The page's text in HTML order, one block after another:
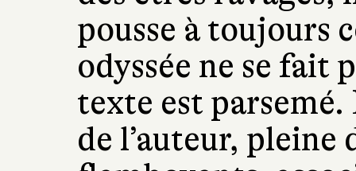
pousse à toujours
odyssée ne se fait
texte est
de l’auteur, pleine